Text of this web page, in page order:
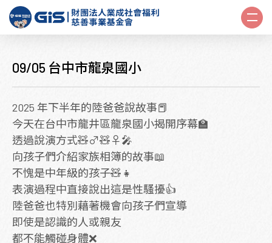
09/05 台中市龍泉國小
2025 年下半年的陸爸爸說故事📕
今天在台中市龍井區龍泉國小揭開序幕🏫
透過說演方式🧸♂️🧸♀️🎤
向孩子們介紹家族相簿的故事📖
不愧是中年級的孩子🧸👧
表演過程中直接說出這是性騷擾👍
陸爸爸也特別藉著機會向孩子們宣導
即使是認識的人或親友
都不能觸碰身體❌